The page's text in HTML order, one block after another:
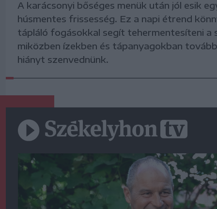
A karácsonyi bőséges menük után jól esik
húsmentes frissesség. Ez a napi étrend
tápláló fogásokkal segít tehermentesíteni a
miközben ízekben és tápanyagokban
hiányt szenvednünk.